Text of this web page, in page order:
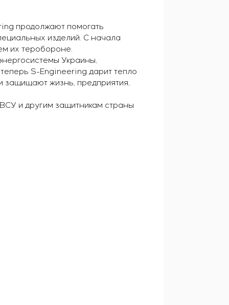
продолжают помогать
изделий. С начала
их теробороне.
Украины,
S-Engineering дарит тепло
защищают жизнь, предприятия,
и другим защитникам страны